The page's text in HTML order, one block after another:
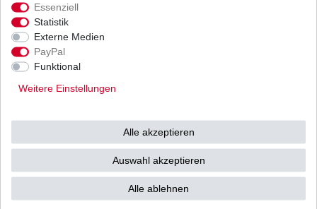
Vorkasse
Barzahlung bei Abholung in
Essenziell
Statistik
Externe Medien
PayPal
Funktional
Weitere Einstellungen
Alle akzeptieren
Auswahl akzeptieren
Alle ablehnen